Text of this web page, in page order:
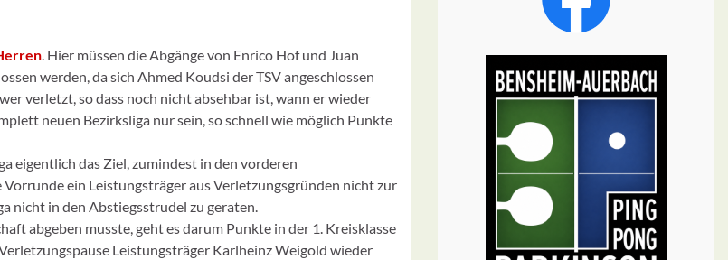
. Hier müssen die Abgänge von Enrico Hof und Juan
werden, da sich Ahmed Koudsi der TSV angeschlossen
verletzt, so dass noch nicht absehbar ist, wann er wieder
neuen Bezirksliga nur sein, so schnell wie möglich Punkte
eigentlich das Ziel, zumindest in den vorderen
ein Leistungsträger aus Verletzungsgründen nicht zur
nicht in den Abstiegsstrudel zu geraten.
abgeben musste, geht es darum Punkte in der 1. Kreisklasse
Leistungsträger Karlheinz Weigold wieder